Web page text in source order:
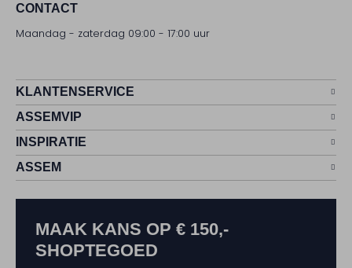
CONTACT
Maandag - zaterdag 09:00 - 17:00 uur
KLANTENSERVICE
ASSEMVIP
INSPIRATIE
ASSEM
MAAK KANS OP € 150,-
SHOPTEGOED